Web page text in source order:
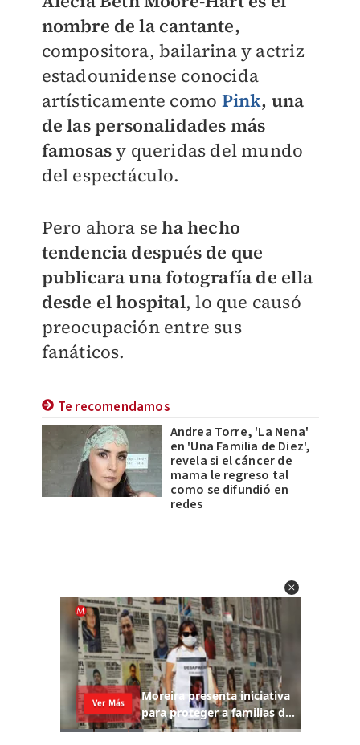
nombre de la cantante,
compositora, bailarina y actriz
estadounidense conocida
artísticamente como Pink, una
de las personalidades más
famosasy queridas del mundo
del espectáculo.
Pero ahora se ha hecho
tendencia después de que
publicara una fotografía de ella
desde el hospital, lo que causó
preocupación entre sus
fanáticos.
Te recomendamos
Andrea Torre, 'La Nena'
en 'Una Familia de Diez',
revela si el cáncer de
mama le regreso tal
como se difundió en
redes